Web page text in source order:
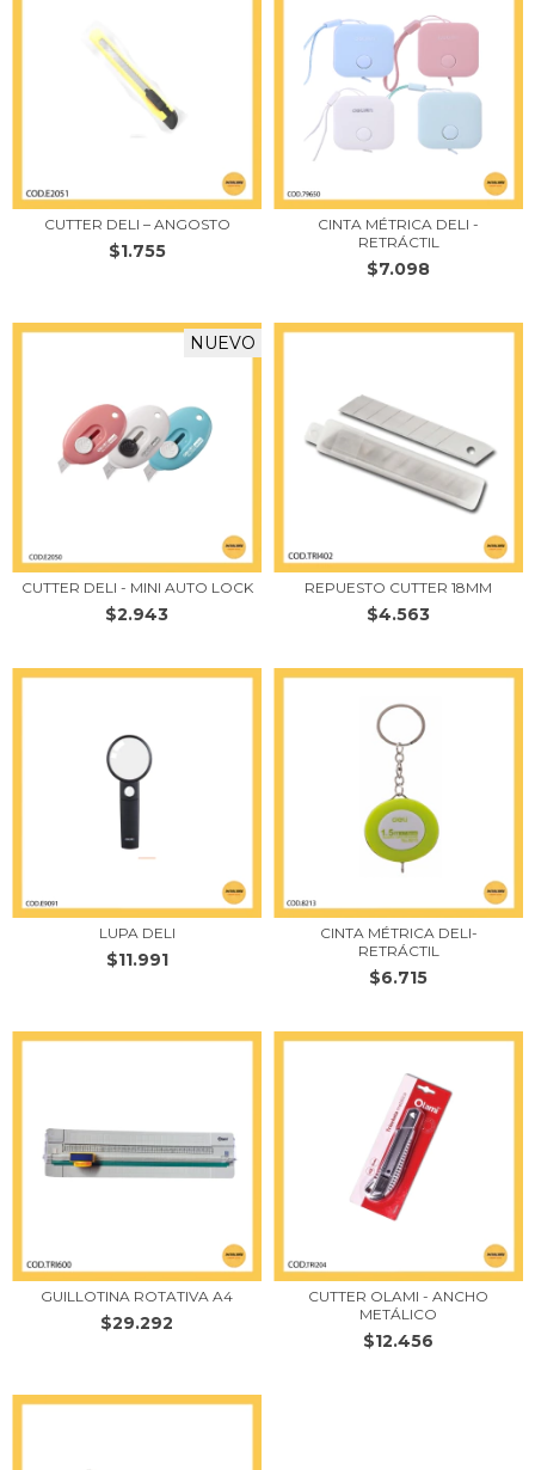
CUTTER DELI – ANGOSTO
$1.755
CINTA MÉTRICA DELI -
RETRÁCTIL
$7.098
NUEVO
CUTTER DELI - MINI AUTO LOCK
$2.943
REPUESTO CUTTER 18MM
$4.563
LUPA DELI
$11.991
CINTA MÉTRICA DELI-
RETRÁCTIL
$6.715
GUILLOTINA ROTATIVA A4
$29.292
CUTTER OLAMI - ANCHO
METÁLICO
$12.456